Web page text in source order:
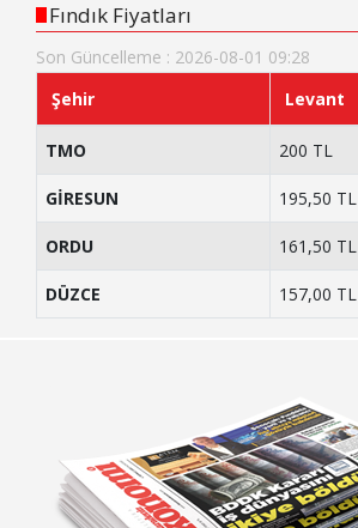
Fındık Fiyatları
Son Güncelleme : 2026-08-01 09:28
Şehir
Levant
TMO 200 TL
GİRESUN 195,50 TL
ORDU 161,50 TL
DÜZCE 157,00 TL